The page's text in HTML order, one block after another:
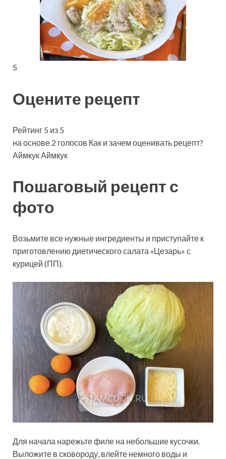
5
Оцените рецепт
Рейтинг 5 из 5
на основе 2 голосов Как и зачем оценивать рецепт?
Аймкук Аймкук
Пошаговый рецепт с
фото
Возьмите все нужные ингредиенты и приступайте к
приготовлению диетического салата «Цезарь» с
курицей (ПП).
Для начала нарежьте филе на небольшие кусочки.
Выложите в сковороду, влейте немного воды и